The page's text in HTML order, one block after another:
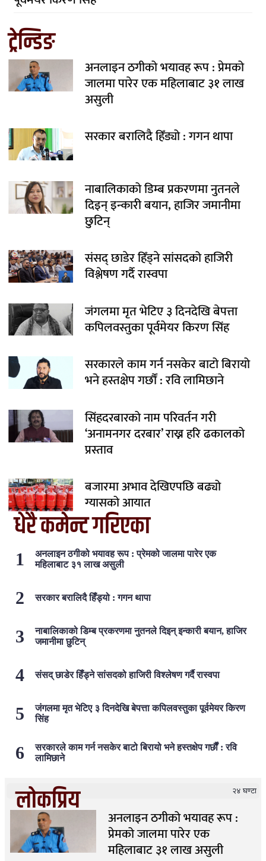
ट्रेन्डिङ
अनलाइन ठगीको भयावह रूप : प्रेमको
जालमा पारेर एक महिलाबाट ३१ लाख
असुली
सरकार बरालिदै हिँड्यो : गगन थापा
नाबालिकाको डिम्ब प्रकरणमा नुतनले
दिइन् इन्कारी बयान, हाजिर जमानीमा
छुटिन्
संसद् छाडेर हिँड्ने सांसदको हाजिरी
विश्लेषण गर्दै रास्वपा
जंगलमा मृत भेटिए ३ दिनदेखि बेपत्ता
कपिलवस्तुका पूर्वमेयर किरण सिंह
सरकारले काम गर्न नसकेर बाटो बिरायो
भने हस्तक्षेप गर्छौं : रवि लामिछाने
सिंहदरबारको नाम परिवर्तन गरी
‘अनामनगर दरबार’ राख्न हरि ढकालको
प्रस्ताव
बजारमा अभाव देखिएपछि बढ्यो
ग्यासको आयात
धेरै कमेन्ट गरिएका
अनलाइन ठगीको भयावह रूप : प्रेमको जालमा पारेर एक
महिलाबाट ३१ लाख असुली
सरकार बरालिदै हिँड्यो : गगन थापा
नाबालिकाको डिम्ब प्रकरणमा नुतनले दिइन् इन्कारी बयान, हाजिर
जमानीमा छुटिन्
संसद् छाडेर हिँड्ने सांसदको हाजिरी विश्लेषण गर्दै रास्वपा
जंगलमा मृत भेटिए ३ दिनदेखि बेपत्ता कपिलवस्तुका पूर्वमेयर किरण
सिंह
सरकारले काम गर्न नसकेर बाटो बिरायो भने हस्तक्षेप गर्छौं : रवि
लामिछाने
लोकप्रिय २४ घण्टा
अनलाइन ठगीको भयावह रूप :
प्रेमको जालमा पारेर एक
महिलाबाट ३१ लाख असुली